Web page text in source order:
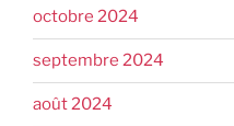
octobre 2024
septembre 2024
août 2024